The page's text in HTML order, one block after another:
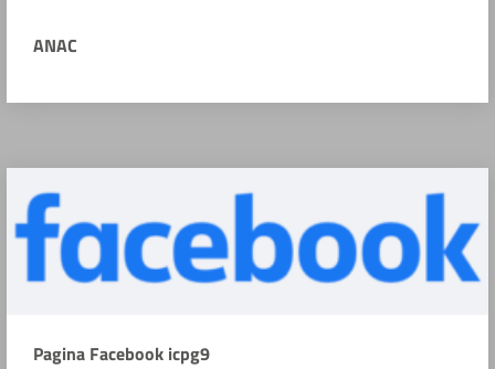
ANAC
Pagina Facebook icpg9